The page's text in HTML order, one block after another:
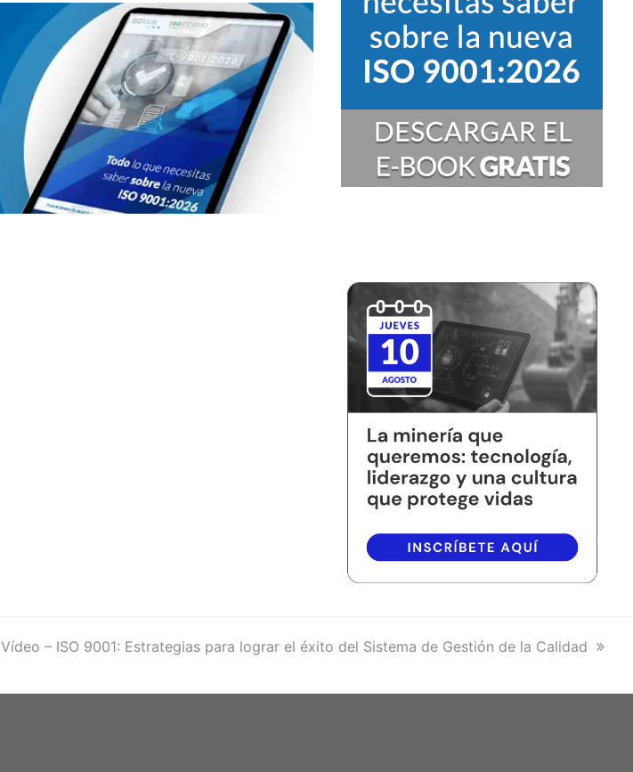
next
Vídeo – ISO 9001: Estrategias para lograr el éxito del Sistema de Gestión de la Calidad